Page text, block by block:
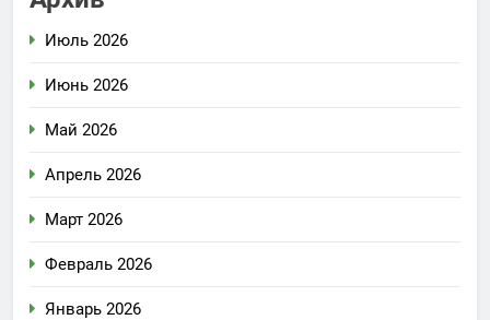
Июль 2026
Июнь 2026
Май 2026
Апрель 2026
Март 2026
Февраль 2026
Январь 2026